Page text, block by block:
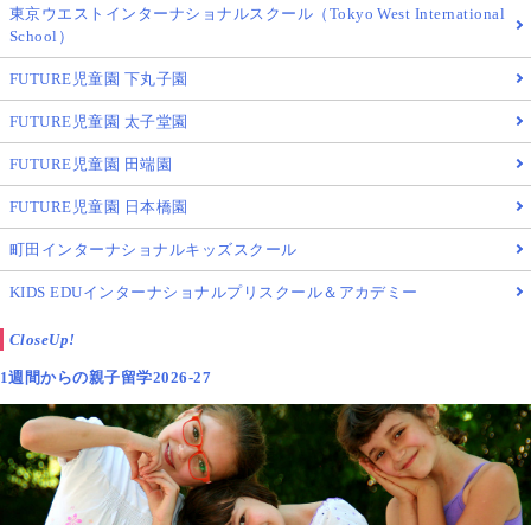
東京ウエストインターナショナルスクール（Tokyo West International
School）
FUTURE児童園 下丸子園
FUTURE児童園 太子堂園
FUTURE児童園 田端園
FUTURE児童園 日本橋園
町田インターナショナルキッズスクール
KIDS EDUインターナショナルプリスクール＆アカデミー
CloseUp!
1週間からの親子留学2026-27